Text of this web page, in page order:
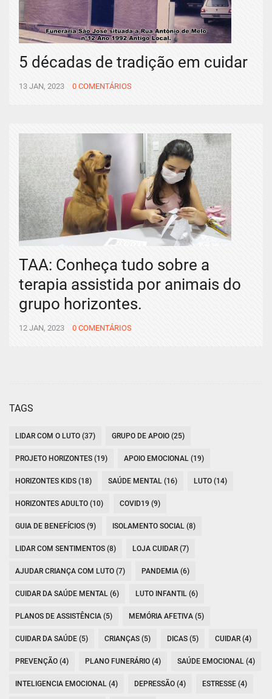
5 décadas de tradição em cuidar
13 JAN, 2023 0 COMENTÁRIOS
TAA: Conheça tudo sobre a
terapia assistida por animais do
grupo horizontes.
12 JAN, 2023 0 COMENTÁRIOS
TAGS
LIDAR COM O LUTO (37) GRUPO DE APOIO (25)
PROJETO HORIZONTES (19) APOIO EMOCIONAL (19)
HORIZONTES KIDS (18) SAÚDE MENTAL (16) LUTO (14)
HORIZONTES ADULTO (10) COVID19 (9)
GUIA DE BENEFÍCIOS (9) ISOLAMENTO SOCIAL (8)
LIDAR COM SENTIMENTOS (8) LOJA CUIDAR (7)
AJUDAR CRIANÇA COM LUTO (7) PANDEMIA (6)
CUIDAR DA SAÚDE MENTAL (6) LUTO INFANTIL (6)
PLANOS DE ASSISTÊNCIA (5) MEMÓRIA AFETIVA (5)
CUIDAR DA SAÚDE (5) CRIANÇAS (5) DICAS (5) CUIDAR (4)
PREVENÇÃO (4) PLANO FUNERÁRIO (4) SAÚDE EMOCIONAL (4)
INTELIGENCIA EMOCIONAL (4) DEPRESSÃO (4) ESTRESSE (4)